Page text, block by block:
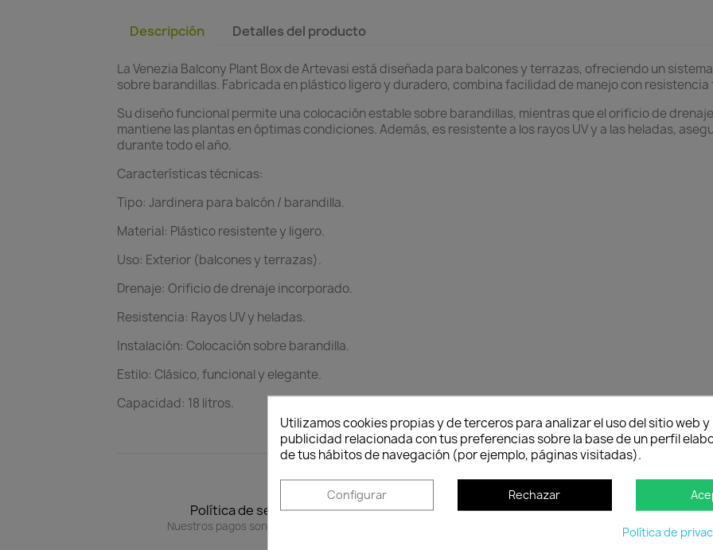
Descripción Detalles del producto
La Venezia Balcony Plant Box de Artevasi está diseñada para balcones y terrazas, ofreciendo un
sobre barandillas. Fabricada en plástico ligero y duradero, combina facilidad de manejo con
Su diseño funcional permite una colocación estable sobre barandillas, mientras que el orificio de
mantiene las plantas en óptimas condiciones. Además, es resistente a los rayos UV y a las heladas,
durante todo el año.
Características técnicas:
Tipo: Jardinera para balcón / barandilla.
Material: Plástico resistente y ligero.
Uso: Exterior (balcones y terrazas).
Drenaje: Orificio de drenaje incorporado.
Resistencia: Rayos UV y heladas.
Instalación: Colocación sobre barandilla.
Estilo: Clásico, funcional y elegante.
Capacidad: 18 litros.
Política de seguridad
Nuestros pagos son 100% seguros.
Política de entrega
Envío peninsular, Islas Baleares y Portugal.
Utilizamos cookies propias y de terceros para analizar el uso del sitio web
publicidad relacionada con tus preferencias sobre la base de un perfil
de tus hábitos de navegación (por ejemplo, páginas visitadas).
Configurar Rechazar
Política de